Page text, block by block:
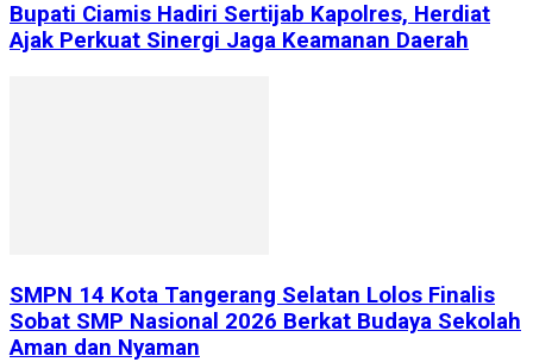
Bupati Ciamis Hadiri Sertijab Kapolres, Herdiat
Ajak Perkuat Sinergi Jaga Keamanan Daerah
SMPN 14 Kota Tangerang Selatan Lolos Finalis
Sobat SMP Nasional 2026 Berkat Budaya Sekolah
Aman dan Nyaman